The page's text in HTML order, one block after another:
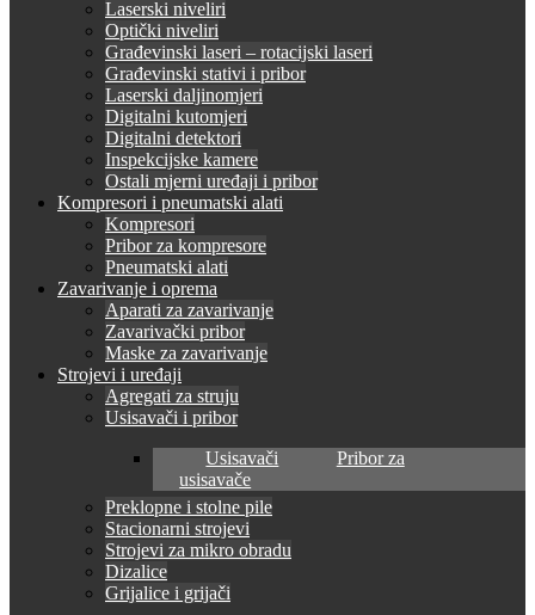
Laserski niveliri
Optički niveliri
Građevinski laseri – rotacijski laseri
Građevinski stativi i pribor
Laserski daljinomjeri
Digitalni kutomjeri
Digitalni detektori
Inspekcijske kamere
Ostali mjerni uređaji i pribor
Kompresori i pneumatski alati
Kompresori
Pribor za kompresore
Pneumatski alati
Zavarivanje i oprema
Aparati za zavarivanje
Zavarivački pribor
Maske za zavarivanje
Strojevi i uređaji
Agregati za struju
Usisavači i pribor
Usisavači
Pribor za
usisavače
Preklopne i stolne pile
Stacionarni strojevi
Strojevi za mikro obradu
Dizalice
Grijalice i grijači